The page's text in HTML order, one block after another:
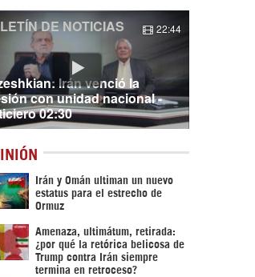
Irán venció la
con unidad nacional -
02:30
DE NOTICIAS 22:44
Irán y Omán ultiman un nuevo
estatus para el estrecho de
Ormuz
Amenaza, ultimátum, retirada:
¿por qué la retórica belicosa de
Trump contra Irán siempre
termina en retroceso?